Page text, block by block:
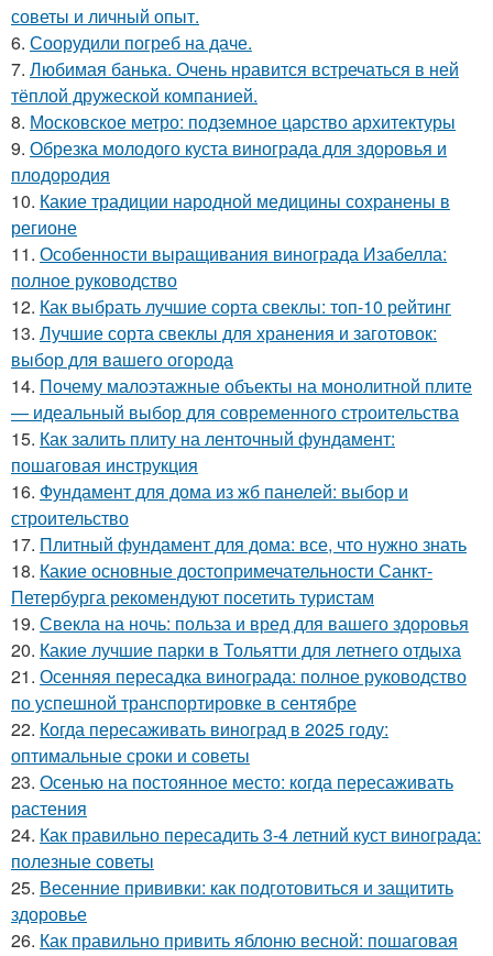
советы и личный опыт.
6. Соорудили погреб на даче.
7. Любимая банька. Очень нравится встречаться в ней
тёплой дружеской компанией.
8. Московское метро: подземное царство архитектуры
9. Обрезка молодого куста винограда для здоровья и
плодородия
10. Какие традиции народной медицины сохранены в
регионе
11. Особенности выращивания винограда Изабелла:
полное руководство
12. Как выбрать лучшие сорта свеклы: топ-10 рейтинг
13. Лучшие сорта свеклы для хранения и заготовок:
выбор для вашего огорода
14. Почему малоэтажные объекты на монолитной плите
— идеальный выбор для современного строительства
15. Как залить плиту на ленточный фундамент:
пошаговая инструкция
16. Фундамент для дома из жб панелей: выбор и
строительство
17. Плитный фундамент для дома: все, что нужно знать
18. Какие основные достопримечательности Санкт-
Петербурга рекомендуют посетить туристам
19. Свекла на ночь: польза и вред для вашего здоровья
20. Какие лучшие парки в Тольятти для летнего отдыха
21. Осенняя пересадка винограда: полное руководство
по успешной транспортировке в сентябре
22. Когда пересаживать виноград в 2025 году:
оптимальные сроки и советы
23. Осенью на постоянное место: когда пересаживать
растения
24. Как правильно пересадить 3-4 летний куст винограда:
полезные советы
25. Весенние прививки: как подготовиться и защитить
здоровье
26. Как правильно привить яблоню весной: пошаговая